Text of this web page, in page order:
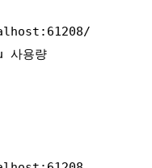
사용량